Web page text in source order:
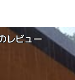
レビュー